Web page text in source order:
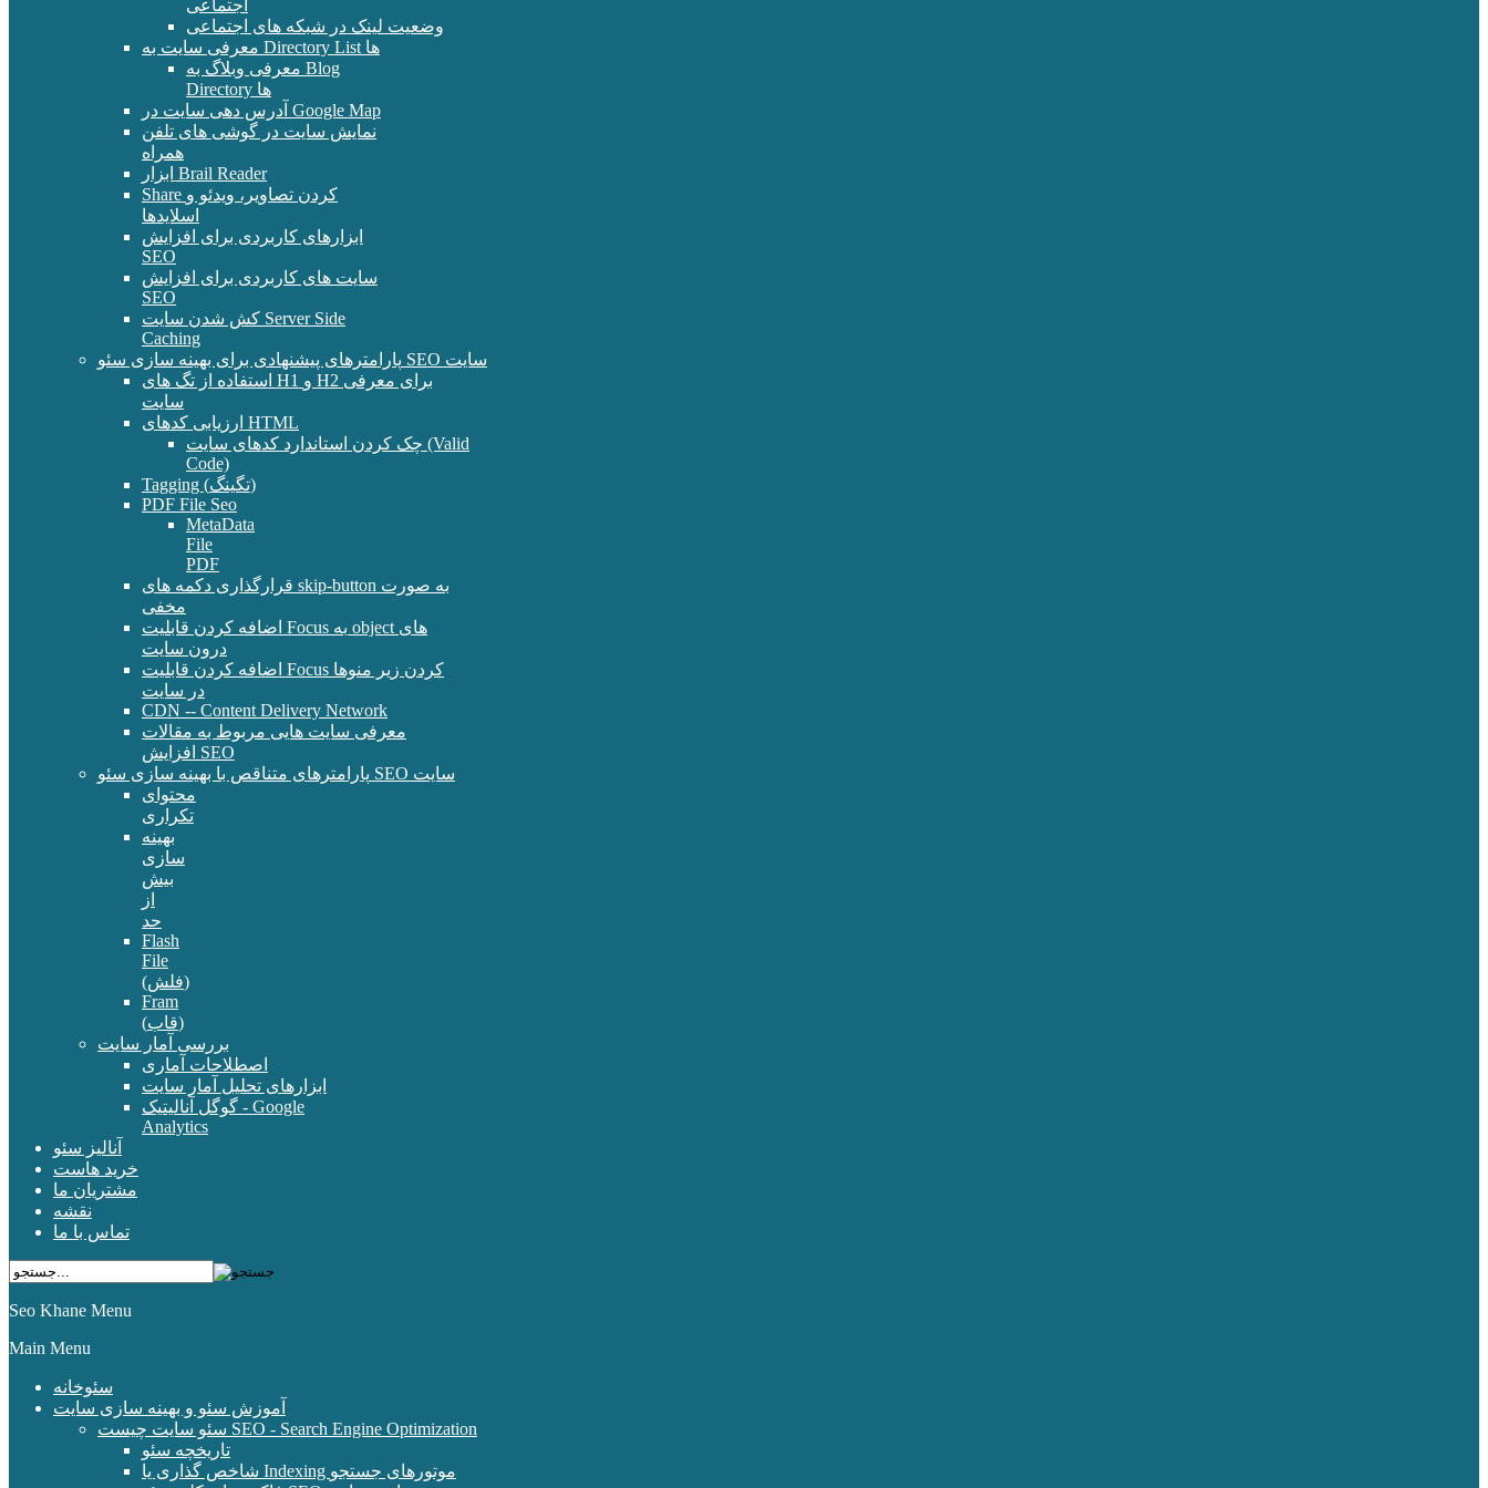
اجتماعی
وضعیت لینک در شبکه های اجتماعی
معرفی سایت به Directory List ها
معرفی وبلاگ به Blog
Directory ها
آدرس دهی سایت در Google Map
نمایش سایت در گوشی های تلفن
همراه
ابزار Brail Reader
Share کردن تصاویر، ویدئو و
اسلایدها
ابزارهای کاربردی برای افزایش
SEO
سایت های کاربردی برای افزایش
SEO
کش شدن سایت Server Side
Caching
پارامترهای پیشنهادی برای بهینه سازی سئو SEO سایت
استفاده از تگ های H1 و H2 برای معرفی
سایت
ارزیابی کدهای HTML
چک کردن استاندارد کدهای سایت (Valid
Code)
Tagging (تگینگ)
PDF File Seo
MetaData
File
PDF
قرارگذاری دکمه های skip-button به صورت
مخفی
اضافه کردن قابلیت Focus به object های
درون سایت
اضافه کردن قابلیت Focus کردن زیر منوها
در سایت
CDN -- Content Delivery Network
معرفی سایت هایی مربوط به مقالات
افزایش SEO
پارامترهای متناقص با بهینه سازی سئو SEO سایت
محتوای
تکراری
بهینه
سازی
بیش
از
حد
Flash
File
(فلش)
Fram
(قاب)
بررسی آمار سایت
اصطلاحات آماری
ابزارهای تحلیل آمار سایت
گوگل آنالیتیک - Google
Analytics
آنالیز سئو
خرید هاست
مشتریان ما
نقشه
تماس با ما
Seo Khane Menu
Main Menu
سئوخانه
آموزش سئو و بهینه سازی سایت
سئو سایت چیست SEO - Search Engine Optimization
تاریخچه سئو
شاخص گذاری یا Indexing موتورهای جستجو